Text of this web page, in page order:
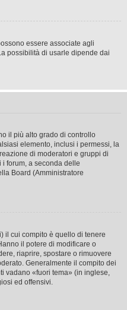
essere associate agli
possibilità di usarle dipende dai
il più alto grado di controllo
elemento, inclusi i permessi, la
di moderatori e gruppi di
i forum, a seconda delle
Board (Amministratore
il cui compito è quello di tenere
il potere di modificare o
riaprire, spostare o rimuovere
Generalmente il compito dei
vadano «fuori tema» (in inglese,
ed offensivi.